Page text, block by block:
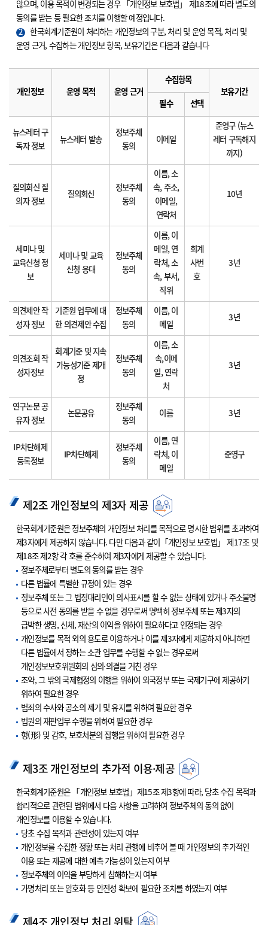
않으며, 이용 목적이 변경되는 경우 「개인정보 보호법」 제18조에 따라 별도의
동의를 받는 등 필요한 조치를 이행할 예정입니다.
2
한국회계기준원이 처리하는 개인정보의 구분, 처리 및 운영 목적, 처리 및
운영 근거, 수집하는 개인정보 항목, 보유기간은 다음과 같습니다
개인정보 운영 목적 운영 근거
수집항목
보유기간
필수
선택
뉴스레터 구
독자 정보
뉴스레터 발송
정보주체
동의
이메일
준영구 (뉴스
레터 구독해지
까지)
질의회신 질
의자 정보
질의회신
정보주체
동의
이름, 소
속, 주소,
이메일,
연락처
10년
세미나 및
교육신청 정
보
세미나 및 교육
신청 응대
정보주체
동의
이름, 이
메일, 연
락처, 소
속, 부서,
직위
회계
사번
호
3년
의견제안 작
성자 정보
기준원 업무에 대
한 의견제안 수집
정보주체
동의
이름, 이
메일
3년
의견조회 작
성자정보
회계기준 및 지속
가능성기준 제개
정
정보주체
동의
이름, 소
속,이메
일, 연락
처
3년
연구논문 공
유자 정보
논문공유
정보주체
동의
이름 3년
IP차단해제
등록정보
IP차단해제
정보주체
동의
이름, 연
락처, 이
메일
준영구
제2조 개인정보의 제3자 제공
한국회계기준원은 정보주체의 개인정보 처리를 목적으로 명시한 범위를 초과하여
제3자에게 제공하지 않습니다. 다만 다음과 같이「개인정보 보호법」 제17조 및
제18조 제2항 각 호를 준수하여 제3자에게 제공할 수 있습니다.
정보주체로부터 별도의 동의를 받는 경우
다른 법률에 특별한 규정이 있는 경우
정보주체 또는 그 법정대리인이 의사표시를 할 수 없는 상태에 있거나 주소불명
등으로 사전 동의를 받을 수 없을 경우로써 명백히 정보주체 또는 제3자의
급박한 생명, 신체, 재산의 이익을 위하여 필요하다고 인정되는 경우
개인정보를 목적 외의 용도로 이용하거나 이를 제3자에게 제공하지 아니하면
다른 법률에서 정하는 소관 업무를 수행할 수 없는 경우로써
개인정보보호위원회의 심의·의결을 거친 경우
조약, 그 밖의 국제협정의 이행을 위하여 외국정부 또는 국제기구에 제공하기
위하여 필요한 경우
범죄의 수사와 공소의 제기 및 유지를 위하여 필요한 경우
법원의 재판업무 수행을 위하여 필요한 경우
형(形) 및 감호, 보호처분의 집행을 위하여 필요한 경우
제3조 개인정보의 추가적 이용·제공
한국회계기준원은 「개인정보 보호법」제15조 제3항에 따라, 당초 수집 목적과
합리적으로 관련된 범위에서 다음 사항을 고려하여 정보주체의 동의 없이
개인정보를 이용할 수 있습니다.
당초 수집 목적과 관련성이 있는지 여부
개인정보를 수집한 정황 또는 처리 관행에 비추어 볼 때 개인정보의 추가적인
이용 또는 제공에 대한 예측 가능성이 있는지 여부
정보주체의 이익을 부당하게 침해하는지 여부
가명처리 또는 암호화 등 안전성 확보에 필요한 조치를 하였는지 여부